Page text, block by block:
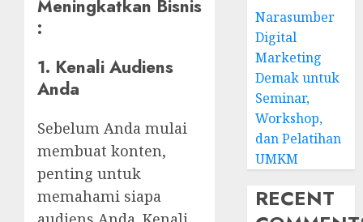
Meningkatkan Bisnis
:
1. Kenali Audiens
Anda
Sebelum Anda mulai
membuat konten,
penting untuk
memahami siapa
Narasumber
Digital
Marketing
Demak untuk
Seminar,
Workshop,
dan Pelatihan
UMKM
RECENT